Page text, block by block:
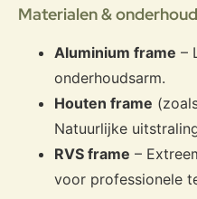
Materialen & onderhoud
Aluminium frame –
onderhoudsarm.
Houten frame
Natuurlijke
RVS frame –
voor professionele